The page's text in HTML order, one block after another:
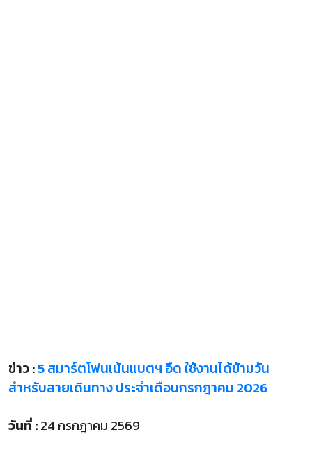
ข่าว :5 สมาร์ตโฟนเน้นแบตฯ อึด ใช้งานได้ข้ามวัน
สำหรับสายเดินทาง ประจำเดือนกรกฎาคม 2026
วันที่ :24 กรกฎาคม 2569